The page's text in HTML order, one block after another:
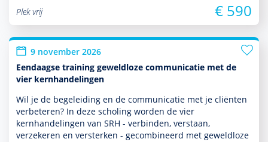
Plek vrij € 590
9 november 2026
Eendaagse training geweldloze communicatie met de
vier kernhandelingen
Wil je de bege­lei­ding en de com­muni­ca­tie met je cliënten
verbeteren? In deze scholing worden de vier
kernhandelingen van SRH - verbinden, verstaan,
verzekeren en versterken - gecom­bi­neerd met geweldloze